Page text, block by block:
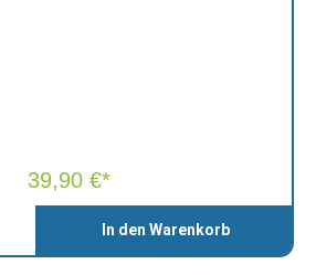
39,90 €*
In den Warenkorb